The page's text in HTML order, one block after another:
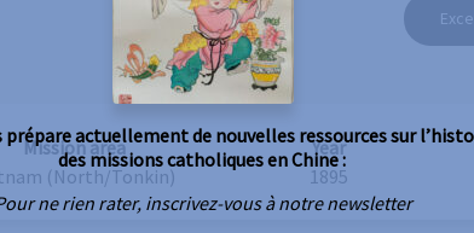
Mission area
(North/Tonkin)
Year
1895
prépare actuellement de nouvelles ressources sur
des missions catholiques en Chine :
ne rien rater, inscrivez-vous à notre newsletter